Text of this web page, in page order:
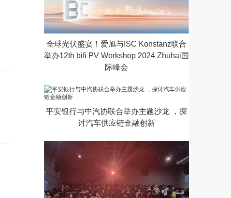
全球光伏盛宴！爱旭与ISC Konstanz联合
举办12th bifi PV Workshop 2024 Zhuhai国
际峰会
平安银行与中汽协联合举办主题沙龙 ，探
讨汽车供应链金融创新